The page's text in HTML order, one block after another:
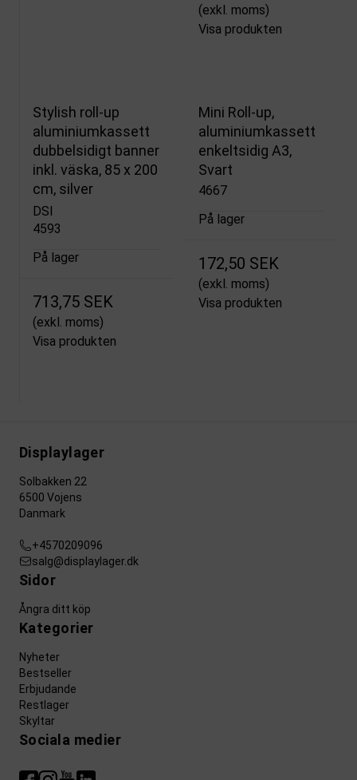
(exkl. moms)
Visa produkten
Stylish roll-up
aluminiumkassett
dubbelsidigt banner
inkl. väska, 85 x 200
cm, silver
DSI
4593
På lager
713,75 SEK
(exkl. moms)
Visa produkten
Mini Roll-up,
aluminiumkassett
enkeltsidig A3,
Svart
4667
På lager
172,50 SEK
(exkl. moms)
Visa produkten
Displaylager
Solbakken 22
6500 Vojens
Danmark
+4570209096
salg@displaylager.dk
Sidor
Ångra ditt köp
Kategorier
Nyheter
Bestseller
Erbjudande
Restlager
Skyltar
Sociala medier